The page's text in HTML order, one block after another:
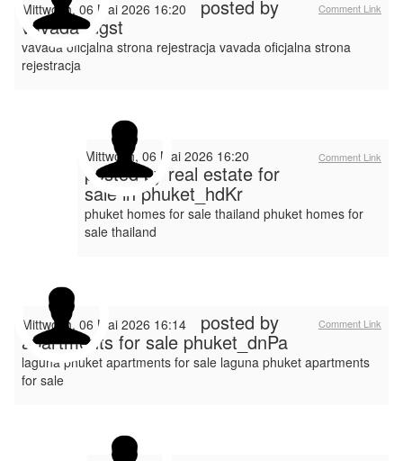
Comment Link
Mittwoch, 06 Mai 2026 16:20 posted by
vavada_dgst
vavada oficjalna strona rejestracja vavada oficjalna strona
rejestracja
Comment Link
Mittwoch, 06 Mai 2026 16:20
posted by real estate for
sale in phuket_hdKr
phuket homes for sale thailand phuket homes for
sale thailand
Comment Link
Mittwoch, 06 Mai 2026 16:14 posted by
apartments for sale phuket_dnPa
laguna phuket apartments for sale laguna phuket apartments
for sale